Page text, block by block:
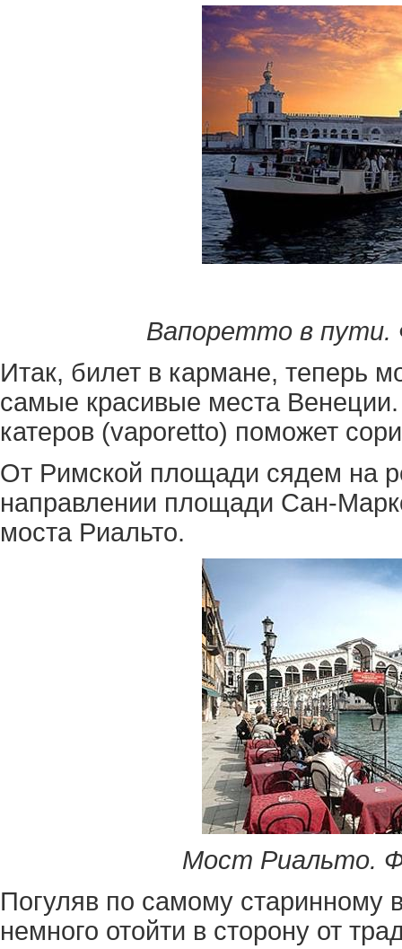
Вапоретто в пути.
Итак, билет в кармане, теперь
самые красивые места
катеров (vaporetto) поможет
От Римской площади сядем на
направлении площади Сан-
моста Риальто.
Мост Риальто.
Погуляв по самому старинному
немного отойти в сторону от